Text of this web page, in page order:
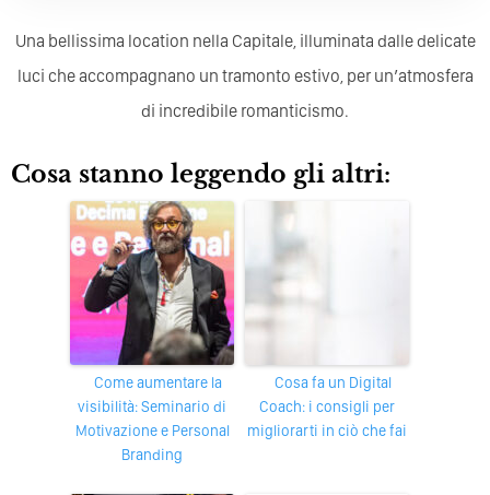
Una bellissima location nella Capitale, illuminata dalle delicate
luci che accompagnano un tramonto estivo, per un’atmosfera
di incredibile romanticismo.
Cosa stanno leggendo gli altri:
Come aumentare la
visibilità: Seminario di
Motivazione e Personal
Branding
Cosa fa un Digital
Coach: i consigli per
migliorarti in ciò che fai